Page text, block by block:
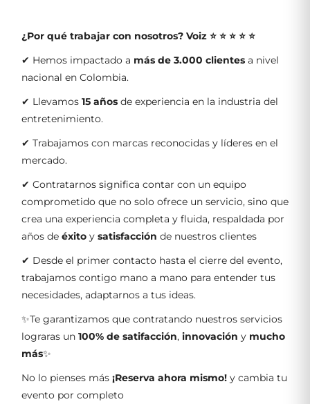
¿Por qué trabajar con nosotros? Voiz ⭐ ⭐ ⭐ ⭐ ⭐
✔ Hemos impactado a más de 3.000 clientes a nivel
nacional en Colombia.
✔ Llevamos 15 años de experiencia en la industria del
entretenimiento.
✔ Trabajamos con marcas reconocidas y líderes en el
mercado.
✔ Contratarnos significa contar con un equipo
comprometido que no solo ofrece un servicio, sino que
crea una experiencia completa y fluida, respaldada por
años de éxito y satisfacción de nuestros clientes
✔ Desde el primer contacto hasta el cierre del evento,
trabajamos contigo mano a mano para entender tus
necesidades, adaptarnos a tus ideas.
✨Te garantizamos que contratando nuestros servicios
lograras un 100% de satifacción, innovación y mucho
más✨
No lo pienses más ¡Reserva ahora mismo! y cambia tu
evento por completo